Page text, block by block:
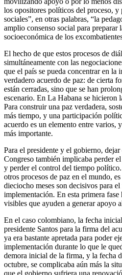
los opositores políticos del proceso, y
sociales”, en otras palabras, “la
amplio consenso social para
socioeconómica de los
El hecho de que estos procesos de
simultáneamente con las
que el país se pueda concentrar en la
verdadero acuerdo de paz: de cierta
están cerradas, sino que se han
escenario. En La Habana se hicieron
Para construir una paz verdadera,
más tiempo, y una participación
acuerdo es un elemento entre varios,
más importante.
Para el presidente y el gobierno,
Congreso también implicaba perder
y perder el control del tiempo
otros procesos de paz en el mundo,
dieciocho meses son decisivos para
implementación. En esta primera fase
visibles que ayuden a generar apoyo
En el caso colombiano, la fecha
presidente Santos para la firma del
ya era bastante apretada para poder
implementación durante lo que le
demora inicial de la firma, y la fecha
octubre, se complicaba aún más la